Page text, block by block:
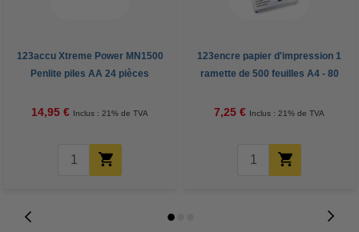
123accu Xtreme Power MN1500
Penlite piles AA 24 pièces
14,95 € Inclus : 21% de TVA
123encre papier d'impression 1
ramette de 500 feuilles A4 - 80
7,25 € Inclus : 21% de TVA